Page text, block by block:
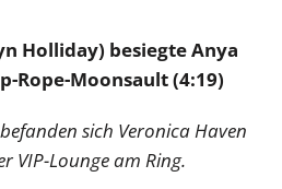
Holliday) besiegte Anya
Rope-Moonsault (4:19)
sich Veronica Haven
VIP-Lounge am Ring.